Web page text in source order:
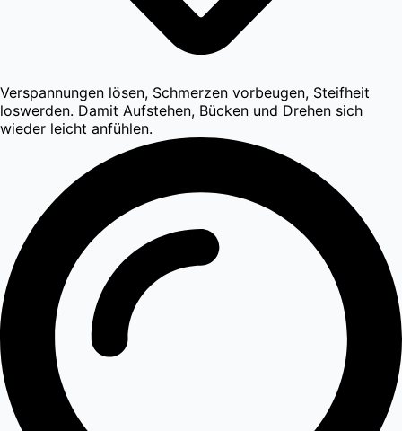
Verspannungen lösen, Schmerzen vorbeugen, Steifheit
loswerden. Damit Aufstehen, Bücken und Drehen sich
wieder leicht anfühlen.